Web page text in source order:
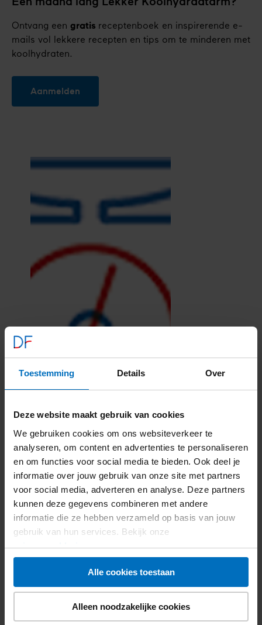
Toestemming Details Over
Deze website maakt gebruik van cookies
We gebruiken cookies om ons websiteverkeer te
analyseren, om content en advertenties te personaliseren
en om functies voor social media te bieden. Ook deel je
informatie over jouw gebruik van onze site met partners
voor social media, adverteren en analyse. Deze partners
kunnen deze gegevens combineren met andere
informatie die ze hebben verzameld op basis van jouw
gebruik van hun services. Bekijk onze
privacyverklaring.
Alle cookies toestaan
Alleen noodzakelijke cookies
Ontvang een gratis receptenboek en inspirerende e-
mails vol lekkere recepten en tips om te minderen met
koolhydraten.
Aanmelden